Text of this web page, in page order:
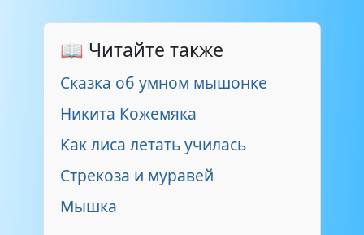
📖 Читайте также
Сказка об умном мышонке
Никита Кожемяка
Как лиса летать училась
Стрекоза и муравей
Мышка